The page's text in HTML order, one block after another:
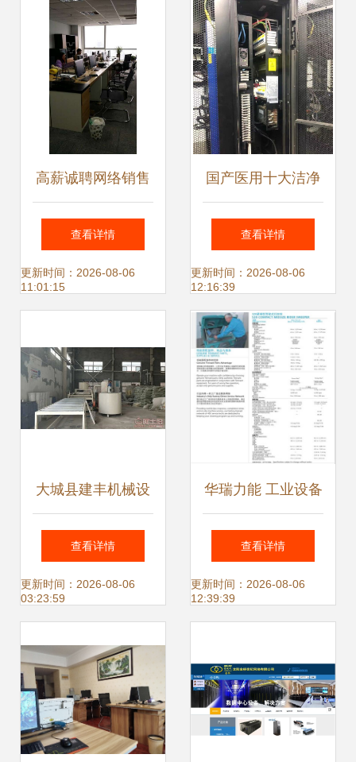
高薪诚聘网络销售
精英，布丁网络科
技等你来挑战！
查看详情
更新时间：2026-08-06
11:01:15
国产医用十大洁净
空调品牌
查看详情
更新时间：2026-08-06
12:16:39
大城县建丰机械设
备厂 携手阿土伯
网，开启互联网销
查看详情
更新时间：2026-08-06
03:23:59
华瑞力能 工业设备
与网络设备销售的
专业领航者
查看详情
更新时间：2026-08-06
12:39:39